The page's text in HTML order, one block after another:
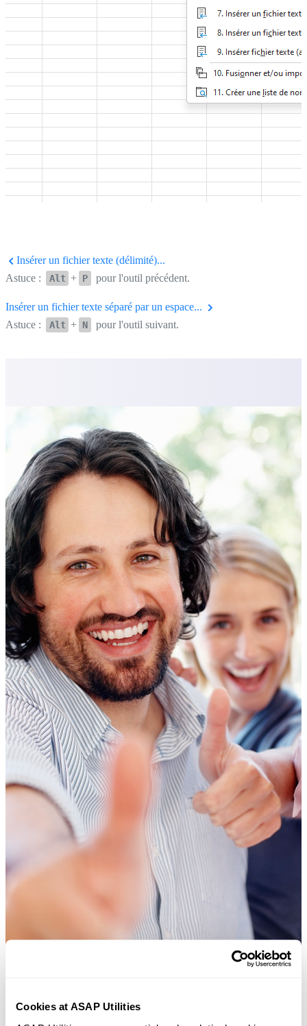
Cookies at ASAP Utilities
Insérer un fichier texte (délimité)...
Astuce :
Alt + P pour l'outil précédent.
Insérer un fichier texte séparé par un espace...
Astuce :
Alt + N pour l'outil suivant.
avoir directement dans Excel.